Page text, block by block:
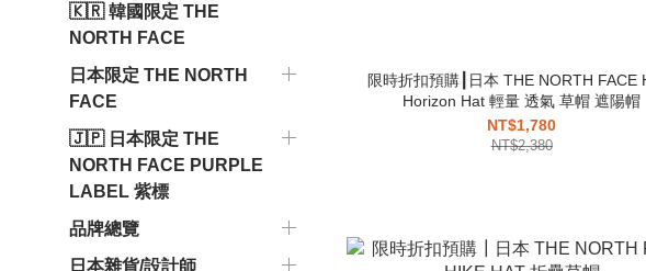
🇰🇷 韓國限定 THE
NORTH FACE
日本限定 THE NORTH
FACE
🇯🇵 日本限定 THE
NORTH FACE PURPLE
LABEL 紫標
品牌總覽
日本雜貨/設計師
限時折扣預購┃日本 THE NORTH FACE
Horizon Hat 輕量 透氣 草帽 遮陽帽
NT$1,780
NT$2,380